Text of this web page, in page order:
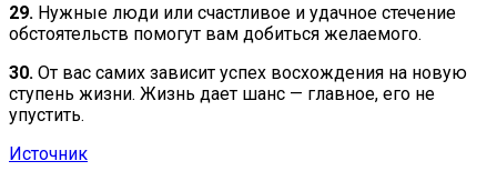
29. Нужные люди или счастливое и удачное стечение
обстоятельств помогут вам добиться желаемого.
30. От вас самих зависит успех восхождения на новую
ступень жизни. Жизнь дает шанс — главное, его не
упустить.
Источник